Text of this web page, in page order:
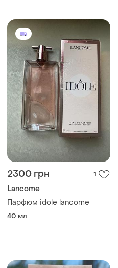
2300 грн 1
Lancome
Парфюм idole lancome
40 мл